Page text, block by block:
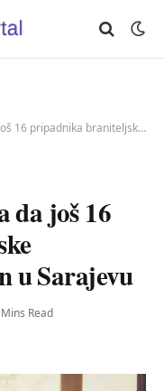
populacije dobije stan u Sarajevu
da još 16
u Sarajevu
Read